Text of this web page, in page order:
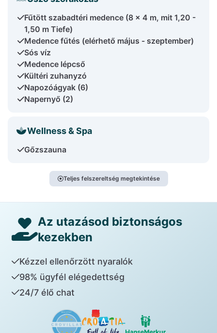
Fűtött szabadtéri medence (8 x 4 m, mit 1,20 -
1,50 m Tiefe)
Medence fűtés (elérhető május - szeptember)
Sós víz
Medence lépcső
Kültéri zuhanyzó
Napozóágyak (6)
Napernyő (2)
Wellness & Spa
Gőzszauna
Teljes felszereltség megtekintése
Az utazásod biztonságos
kezekben
Kézzel ellenőrzött nyaralók
98% ügyfél elégedettség
24/7 élő chat